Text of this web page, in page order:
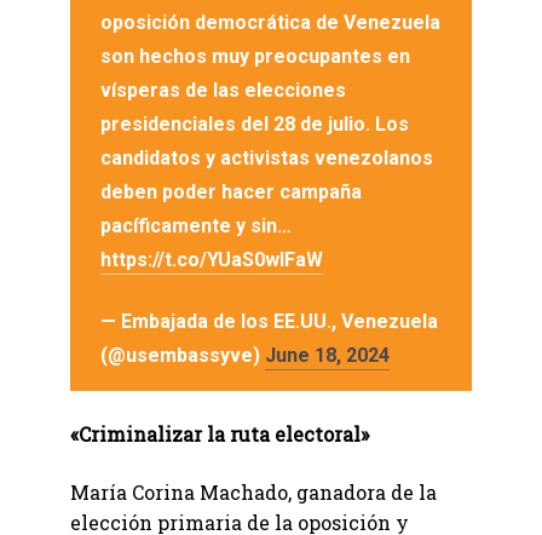
oposición democrática de Venezuela
son hechos muy preocupantes en
vísperas de las elecciones
presidenciales del 28 de julio. Los
candidatos y activistas venezolanos
deben poder hacer campaña
pacíficamente y sin…
https://t.co/YUaS0wIFaW
— Embajada de los EE.UU., Venezuela
(@usembassyve) June 18, 2024
«Criminalizar la ruta electoral»
María Corina Machado, ganadora de la
elección primaria de la oposición y